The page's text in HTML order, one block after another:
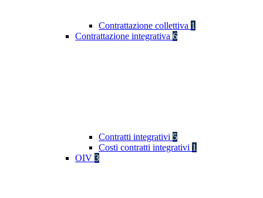
Contrattazione collettiva 1
Contrattazione integrativa 6
Contratti integrativi 5
Costi contratti integrativi 1
OIV 3